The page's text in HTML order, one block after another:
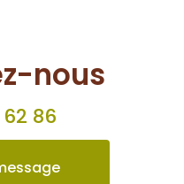
En savoir plus